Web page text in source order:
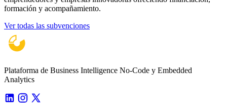
formación y acompañamiento.
Ver todas las subvenciones
Plataforma de Business Intelligence No-Code y Embedded
Analytics